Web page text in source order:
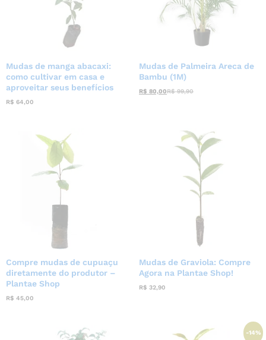
Mudas de manga abacaxi:
como cultivar em casa e
aproveitar seus benefícios
R$ 64,00
Mudas de Palmeira Areca de
Bambu (1M)
R$ 80,00R$99,90
Compre mudas de cupuaçu
diretamente do produtor –
Plantae Shop
R$ 45,00
Mudas de Graviola: Compre
Agora na Plantae Shop!
R$ 32,90
-14%